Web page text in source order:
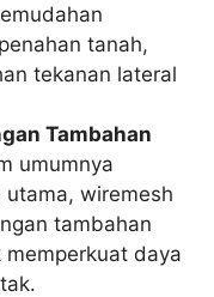
tanah,
tekanan lateral
Tambahan
umumnya
wiremesh
tambahan
daya